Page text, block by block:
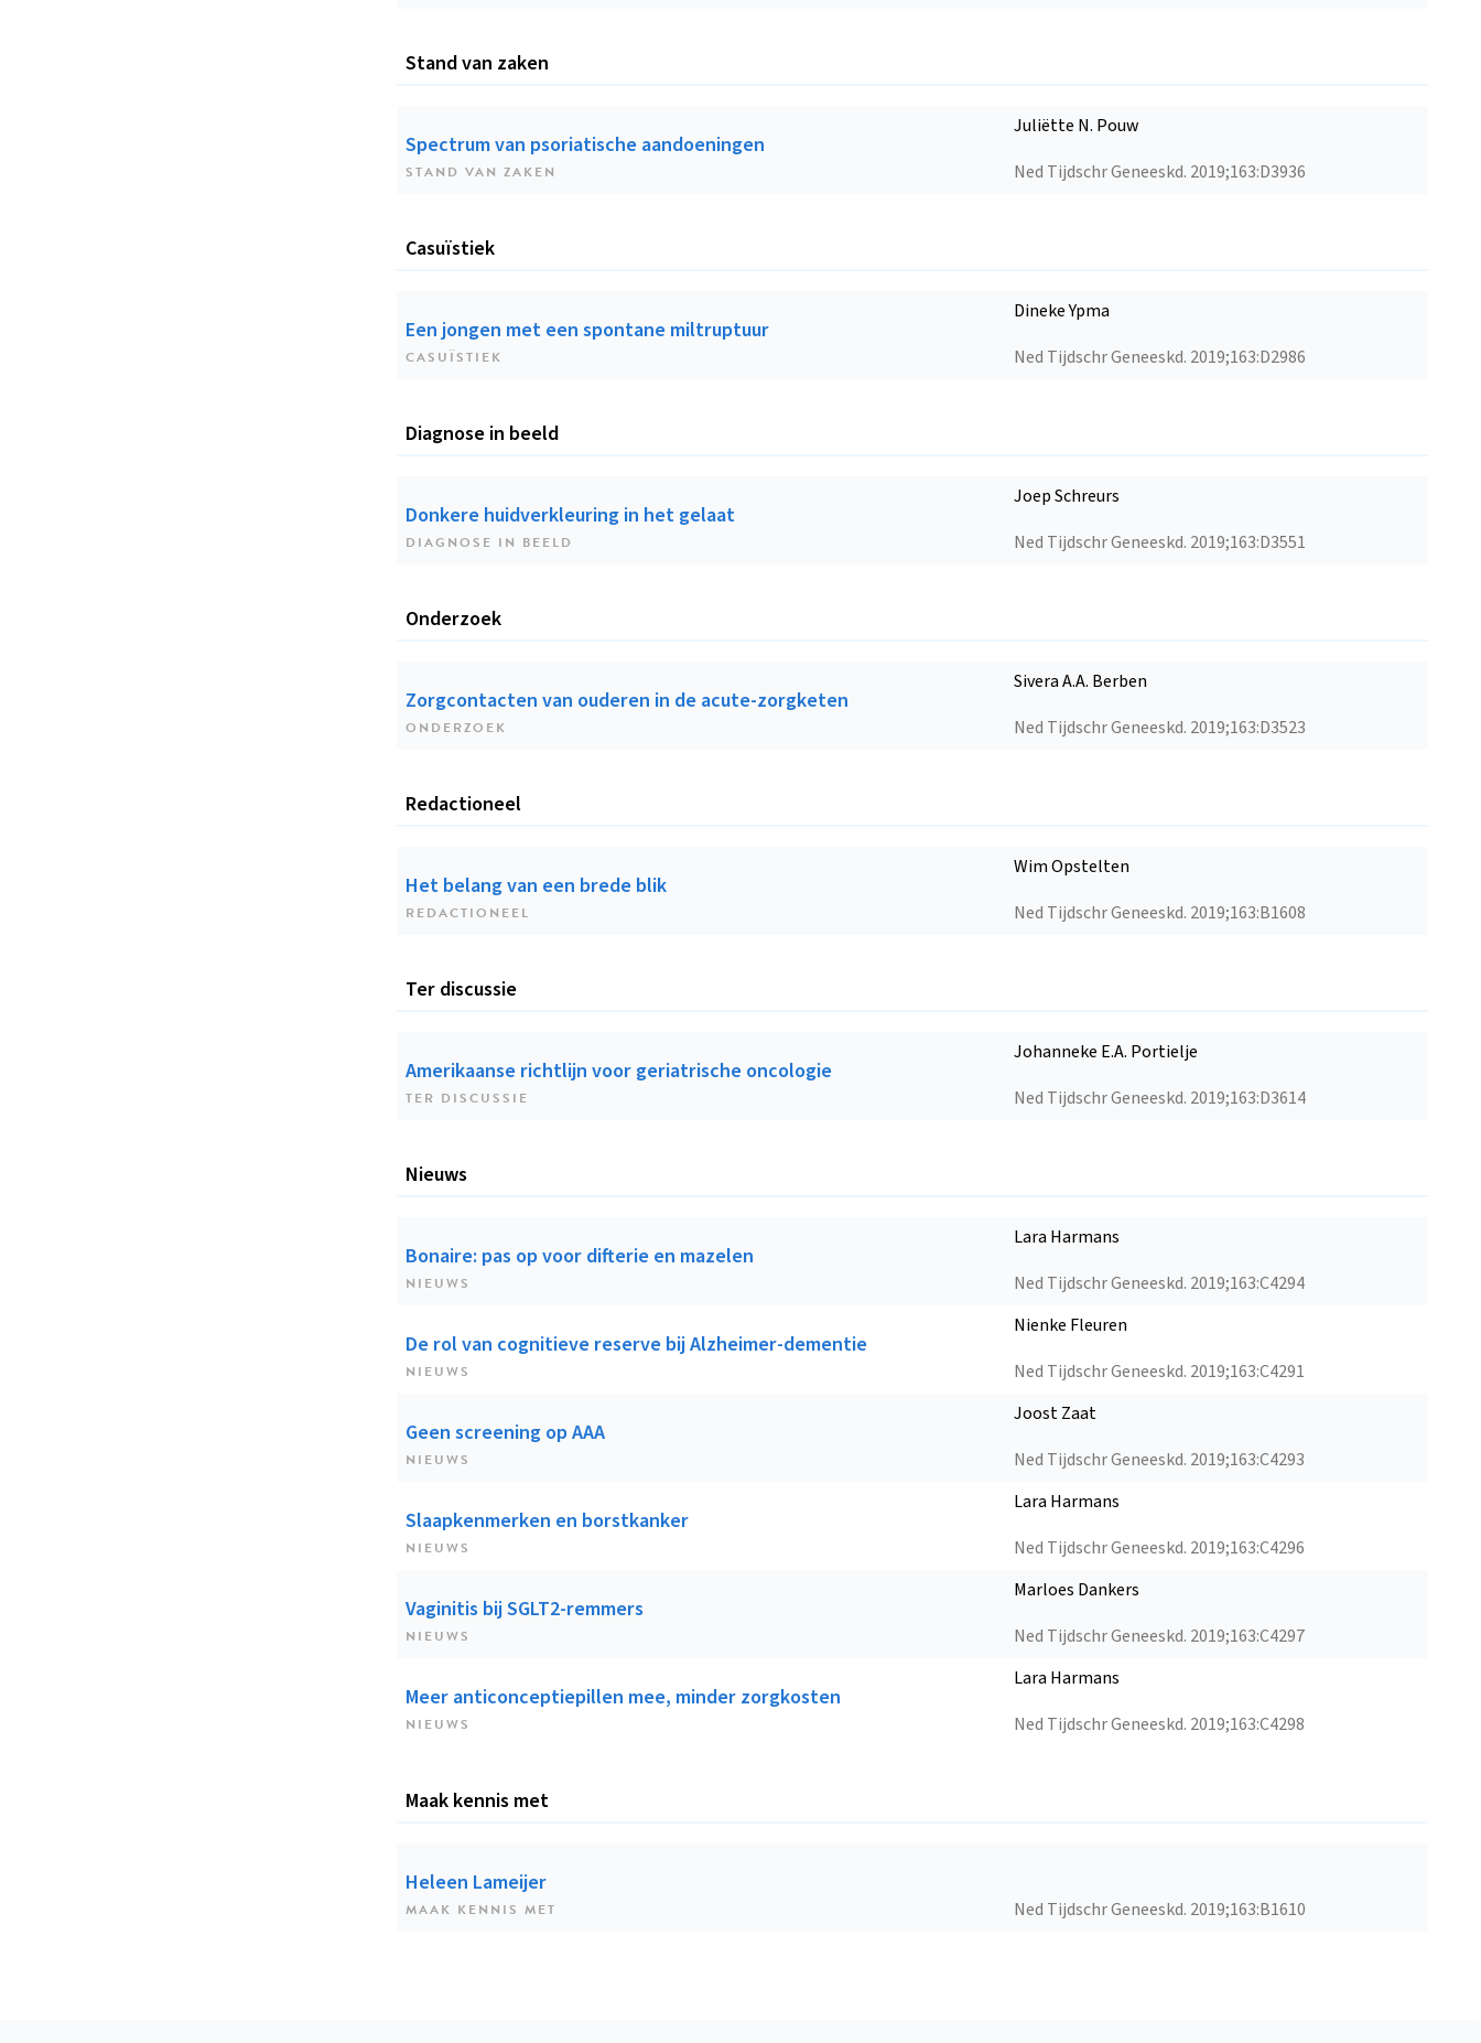
Stand van zaken
Spectrum van psoriatische aandoeningen
STAND VAN ZAKEN Ned Tijdschr Geneeskd. 2019;163:D3936
Juliëtte N. Pouw
Casuïstiek
Een jongen met een spontane miltruptuur
CASUÏSTIEK Ned Tijdschr Geneeskd. 2019;163:D2986
Dineke Ypma
Diagnose in beeld
Donkere huidverkleuring in het gelaat
DIAGNOSE IN BEELD Ned Tijdschr Geneeskd. 2019;163:D3551
Joep Schreurs
Onderzoek
Zorgcontacten van ouderen in de acute-zorgketen
ONDERZOEK Ned Tijdschr Geneeskd. 2019;163:D3523
Sivera A.A. Berben
Redactioneel
Het belang van een brede blik
REDACTIONEEL Ned Tijdschr Geneeskd. 2019;163:B1608
Wim Opstelten
Ter discussie
Amerikaanse richtlijn voor geriatrische oncologie
TER DISCUSSIE Ned Tijdschr Geneeskd. 2019;163:D3614
Johanneke E.A. Portielje
Nieuws
Bonaire: pas op voor difterie en mazelen
NIEUWS Ned Tijdschr Geneeskd. 2019;163:C4294
Lara Harmans
De rol van cognitieve reserve bij Alzheimer-dementie
NIEUWS Ned Tijdschr Geneeskd. 2019;163:C4291
Nienke Fleuren
Geen screening op AAA
NIEUWS Ned Tijdschr Geneeskd. 2019;163:C4293
Joost Zaat
Slaapkenmerken en borstkanker
NIEUWS Ned Tijdschr Geneeskd. 2019;163:C4296
Lara Harmans
Vaginitis bij SGLT2-remmers
NIEUWS Ned Tijdschr Geneeskd. 2019;163:C4297
Marloes Dankers
Meer anticonceptiepillen mee, minder zorgkosten
NIEUWS Ned Tijdschr Geneeskd. 2019;163:C4298
Lara Harmans
Maak kennis met
Heleen Lameijer
MAAK KENNIS MET Ned Tijdschr Geneeskd. 2019;163:B1610